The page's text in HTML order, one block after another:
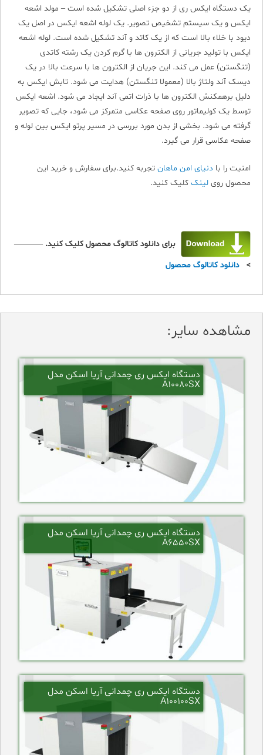
یک دستگاه ایکس ری از دو جزء اصلی تشکیل شده است – مولد اشعه
ایکس و یک سیستم تشخیص تصویر. یک لوله اشعه ایکس در اصل یک
دیود با خلاء بالا است که از یک کاتد و آند تشکیل شده است. لوله اشعه
ایکس با تولید جریانی از الکترون ها با گرم کردن یک رشته کاتدی
(تنگستن) عمل می کند. این جریان از الکترون ها با سرعت بالا در یک
دیسک آند ولتاژ بالا (معمولا تنگستن) هدایت می شود. تابش ایکس به
دلیل برهمکنش الکترون ها با ذرات اتمی آند ایجاد می شود. اشعه ایکس
توسط یک کولیماتور روی صفحه عکاسی متمرکز می شود، جایی که تصویر
گرفته می شود. بخشی از بدن مورد بررسی در مسیر پرتو ایکس بین لوله و
صفحه عکاسی قرار می گیرد.
امنیت را با دنیای امن ماهان تجربه کنید.برای سفارش و خرید این
محصول روی لینک کلیک کنید.
برای دانلود کاتالوگ محصول کلیک کنید. ———–
> دانلود کاتالوگ محصول
مشاهده سایر:
دستگاه ایکس ری چمدانی آریا اسکن مدل
A10080SX
دستگاه ایکس ری چمدانی آریا اسکن مدل
A6550SX
دستگاه ایکس ری چمدانی آریا اسکن مدل
A100100SX